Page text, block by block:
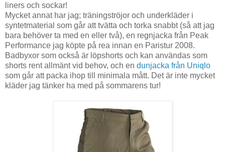
liners och sockar!
Mycket annat har jag; träningströjor och underkläder i
syntetmaterial som går att tvätta och torka snabbt (så att jag
bara behöver ta med en eller två), en regnjacka från Peak
Performance jag köpte på rea innan en Paristur 2008.
Badbyxor som också är löpshorts och kan användas som
shorts rent allmänt vid behov, och en dunjacka från Uniqlo
som går att packa ihop till minimala mått. Det är inte mycket
kläder jag tänker ha med på sommarens tur!